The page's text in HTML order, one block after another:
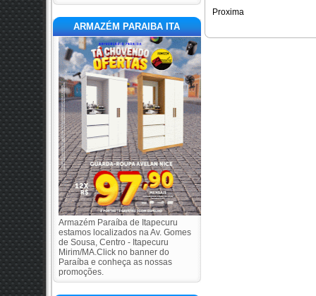
ARMAZÉM PARAIBA ITA
Armazém Paraíba de Itapecuru
estamos localizados na Av. Gomes
de Sousa, Centro - Itapecuru
Mirim/MA.Click no banner do
Paraíba e conheça as nossas
promoções.
Proxima